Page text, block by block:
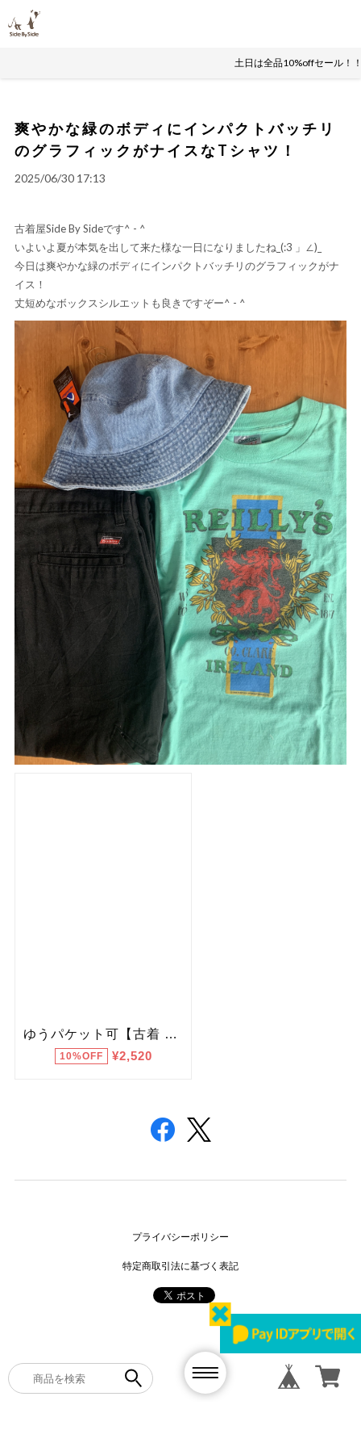
土日は全品10%offセール！
爽やかな緑のボディにインパクトバッチリ
のグラフィックがナイスなTシャツ！
2025/06/30 17:13
古着屋Side By Sideです^ - ^
いよいよ夏が本気を出して来た様な一日になりましたね_(:3 」∠)_
今日は爽やかな緑のボディにインパクトバッチリのグラフィックがナ
イス！
丈短めなボックスシルエットも良きですぞー^ - ^
プライバシーポリシー
特定商取引法に基づく表記